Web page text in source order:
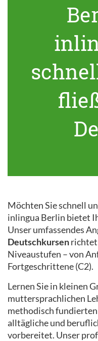
Möchten Sie schnell
inlingua Berlin bietet
Unser umfassendes
Deutschkursenrichtet
Niveaustufen – von
Fortgeschrittene (C2).
Lernen Sie in kleinen
muttersprachlichen
methodisch
alltägliche und
vorbereitet. Unser